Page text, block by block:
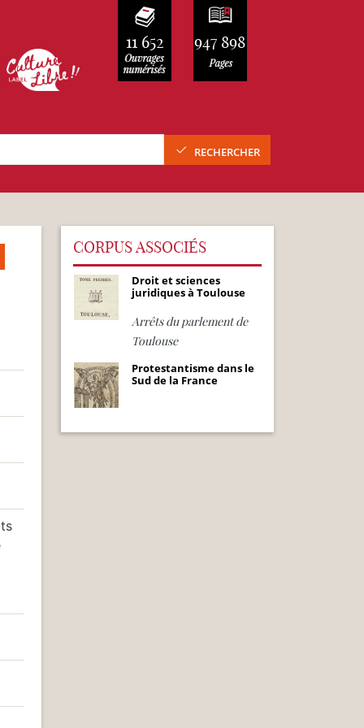
11 652 947 898
RECHERCHER
CORPUS ASSOCIÉS
Droit et sciences
juridiques à Toulouse
Arrêts du parlement de
Toulouse
Protestantisme dans le
Sud de la France